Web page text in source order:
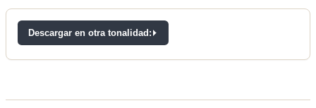
Descargar en otra tonalidad: